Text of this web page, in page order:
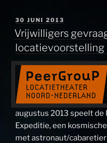
GEPLAATST
OP
30 JUNI 2013
Vrijwilligers
locatievoorstelling
augustus 2013 speelt de
Expeditie, een
met astronaut/